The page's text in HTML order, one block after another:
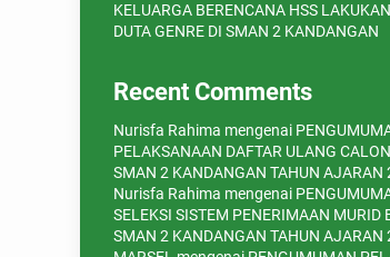
KELUARGA BERENCANA HSS
DUTA GENRE DI SMAN 2 KANDANGAN
Recent Comments
Nurisfa Rahima mengenai
PELAKSANAAN DAFTAR ULANG
SMAN 2 KANDANGAN TAHUN
Nurisfa Rahima mengenai
SELEKSI SISTEM PENERIMAAN MURID
SMAN 2 KANDANGAN TAHUN